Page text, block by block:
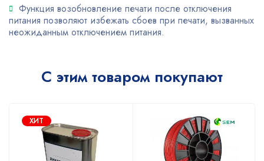
Функция возобновление печати после отключения
питания позволяют избежать сбоев при печати, вызванных
неожиданным отключением питания.
С этим товаром покупают
ХИТ